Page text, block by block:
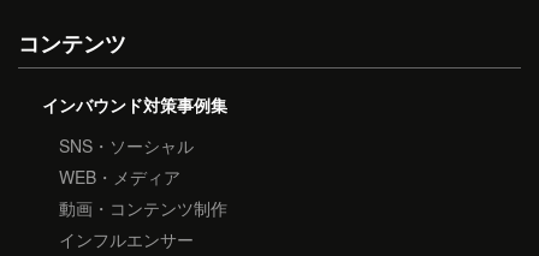
コンテンツ
インバウンド対策事例集
SNS・ソーシャル
WEB・メディア
動画・コンテンツ制作
インフルエンサー